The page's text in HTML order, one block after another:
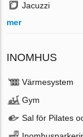
Jacuzzi
mer
INOMHUS
Värmesystem
Gym
Sal för Pilates